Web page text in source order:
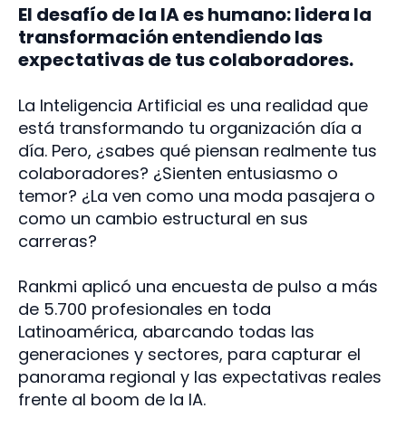
El desafío de la IA es humano: lidera la
transformación entendiendo las
expectativas de tus colaboradores.
La Inteligencia Artificial es una realidad que
está transformando tu organización día a
día. Pero, ¿sabes qué piensan realmente tus
colaboradores? ¿Sienten entusiasmo o
temor? ¿La ven como una moda pasajera o
como un cambio estructural en sus
carreras?
Rankmi aplicó una encuesta de pulso a más
de 5.700 profesionales en toda
Latinoamérica, abarcando todas las
generaciones y sectores, para capturar el
panorama regional y las expectativas reales
frente al boom de la IA.